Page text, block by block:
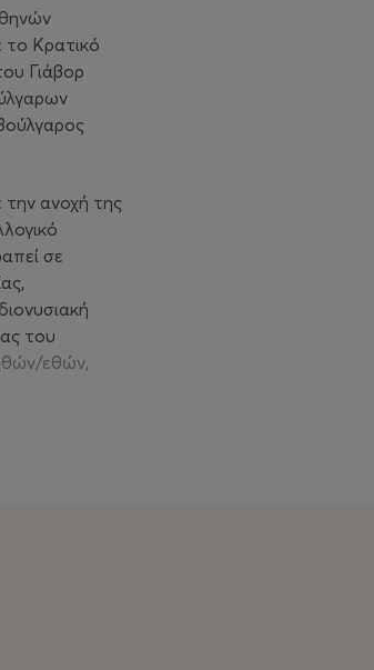
το Κρατικό
Γιάβορ
την ανοχή της
σε
του
εθών,
υπέρτιτλους.